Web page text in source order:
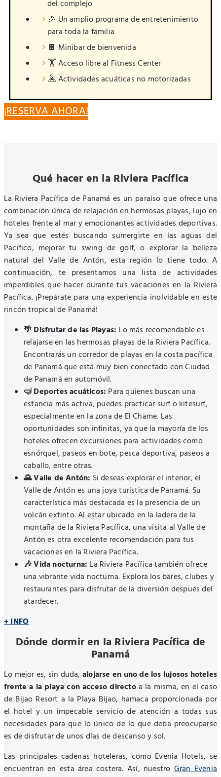
del complejo
🎉 Un amplio programa de entretenimiento
para toda la familia
🍫 Minibar de bienvenida
🏋️ Acceso libre al Fitness Center
🤽 Actividades acuáticas no motorizadas
¡RESERVA AHORA!
Qué hacer en la Riviera Pacífica
La Riviera Pacífica de Panamá es un paraíso que ofrece una
combinación única de relajación en hermosas playas, lujo en
hoteles frente al mar y emocionantes actividades deportivas.
Ya sea que estés buscando sumergirte en las aguas del
Pacífico, mejorar tu swing de golf, o explorar la belleza
natural del Valle de Antón, esta región lo tiene todo. A
continuación, te presentamos una lista de actividades
imperdibles que hacer durante tus vacaciones en la Riviera
Pacífica. ¡Prepárate para una experiencia inolvidable en este
rincón tropical de Panamá!
🌴 Disfrutar de las Playas: Lo más recomendable es
relajarse en las hermosas playas de la Riviera Pacífica.
Encontrarás un corredor de playas en la costa pacífica
de Panamá que está muy bien conectado con Ciudad
de Panamá en automóvil.
🤿 Deportes acuáticos: Para quienes buscan una
estancia más activa, puedes practicar surf o kitesurf,
especialmente en la zona de El Chame. Las
oportunidades son infinitas, ya que la mayoría de los
hoteles ofrecen excursiones para actividades como
esnórquel, paseos en bote, pesca deportiva, paseos a
caballo, entre otras.
🌄 Valle de Antón: Si deseas explorar el interior, el
Valle de Antón es una joya turística de Panamá. Su
característica más destacada es la presencia de un
volcán extinto. Al estar ubicado en la ladera de la
montaña de la Riviera Pacífica, una visita al Valle de
Antón es otra excelente recomendación para tus
vacaciones en la Riviera Pacífica.
🎶 Vida nocturna: La Riviera Pacífica también ofrece
una vibrante vida nocturna. Explora los bares, clubes y
restaurantes para disfrutar de la diversión después del
atardecer.
+ INFO
Dónde dormir en la Riviera Pacífica de
Panamá
Lo mejor es, sin duda, alojarse en uno de los lujosos hoteles
frente a la playa con acceso directoa la misma, en el caso
de Bijao Resort a la Playa Bijao, hamaca proporcionada por
el hotel y un impecable servicio de atención a todas sus
necesidades para que lo único de lo que deba preocuparse
es de disfrutar de unos días de descanso y sol.
Las principales cadenas hoteleras, como Evenia Hotels, se
encuentran en esta área costera. Así, nuestroGran Evenia